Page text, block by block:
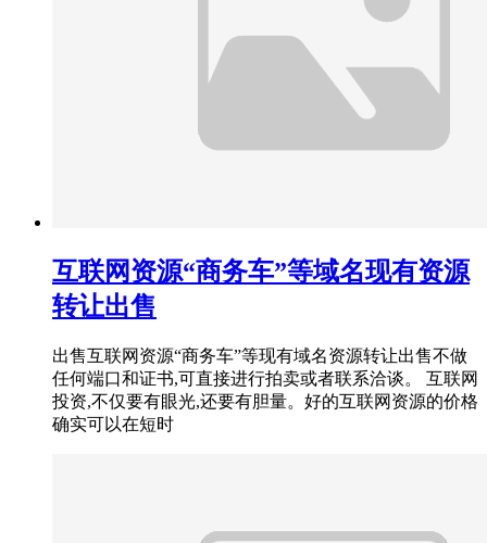
互联网资源“商务车”等域名现有资源
转让出售
出售互联网资源“商务车”等现有域名资源转让出售不做
任何端口和证书,可直接进行拍卖或者联系洽谈。 互联网
投资,不仅要有眼光,还要有胆量。好的互联网资源的价格
确实可以在短时